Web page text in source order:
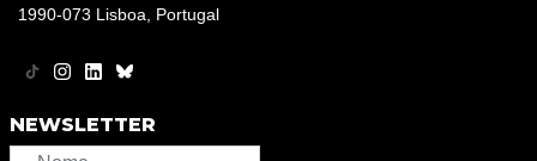
1990-073 Lisboa, Portugal
NEWSLETTER